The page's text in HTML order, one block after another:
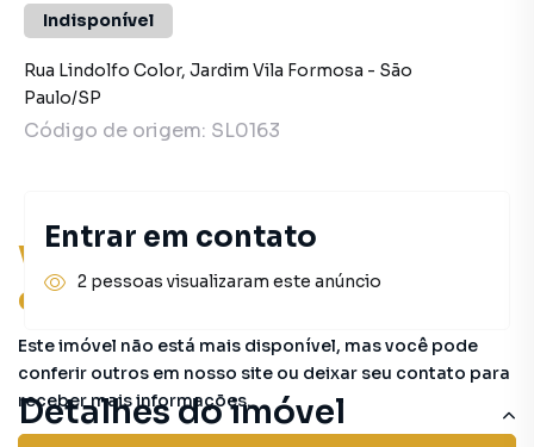
Você pode encontrar novas
oportunidades!
Este imóvel não está mais disponível, mas você pode
conferir outros em nosso site ou deixar seu contato para
receber mais informações.
Detalhes do imóvel
Indisponível
Rua Lindolfo Color, Jardim Vila Formosa - São
Paulo/SP
Código de origem: SL0163
Entrar em contato
2 pessoas visualizaram este anúncio